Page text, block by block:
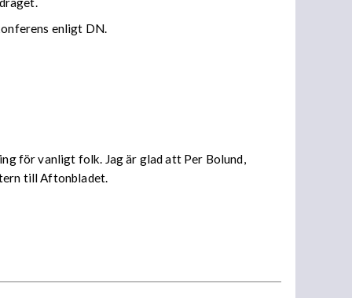
enligt DN.
för vanligt folk. Jag är glad att Per Bolund,
till Aftonbladet.